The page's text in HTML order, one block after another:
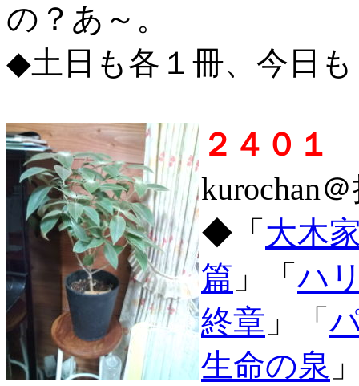
の？あ～。
◆土日も各１冊、今日
２４０
kurochan
◆「 大木
篇 」「ハ
終章 」「
生命の泉